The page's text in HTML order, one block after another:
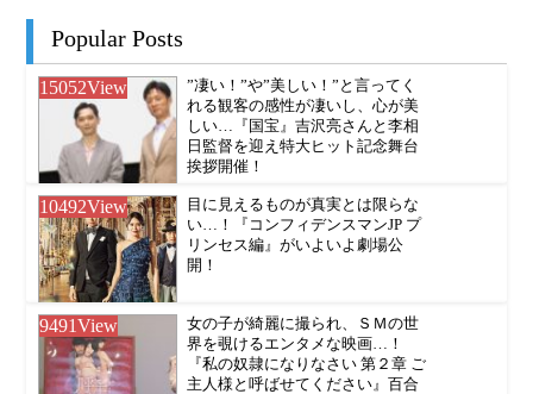
Popular Posts
15052View
”凄い！”や”美しい！”と言ってく
れる観客の感性が凄いし、心が美
しい…『国宝』吉沢亮さんと李相
日監督を迎え特大ヒット記念舞台
挨拶開催！
10492View
目に見えるものが真実とは限らな
い…！『コンフィデンスマンJP プ
リンセス編』がいよいよ劇場公
開！
9491View
女の子が綺麗に撮られ、ＳＭの世
界を覗けるエンタメな映画…！
『私の奴隷になりなさい 第２章 ご
主人様と呼ばせてください』百合